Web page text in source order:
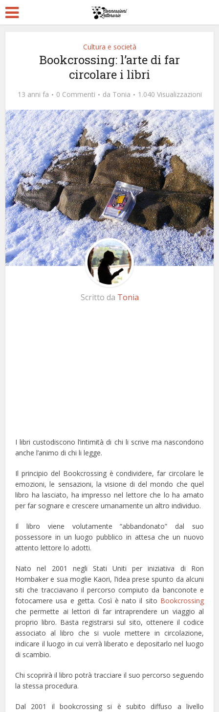
Cultura e società
Bookcrossing: l’arte di far
circolare i libri
13 anni fa 0 Commenti da Tonia 1.040 Visualizzazioni
Scritto da Tonia
I libri custodiscono l’intimità di chi li scrive ma nascondono
anche l’animo di chi li legge.
Il principio del Bookcrossing è condividere, far circolare le
emozioni, le sensazioni, la visione di del mondo che quel
libro ha lasciato, ha impresso nel lettore che lo ha amato
per far sognare e crescere umanamente un altro individuo.
Il libro viene volutamente “abbandonato” dal suo
possessore in un luogo pubblico in attesa che un nuovo
attento lettore lo adotti.
Nato nel 2001 negli Stati Uniti per iniziativa di Ron
Hornbaker e sua moglie Kaori, l’idea prese spunto da alcuni
siti che tracciavano il percorso compiuto da banconote e
fotocamere usa e getta. Così è nato il sito Bookcrossing
che permette ai lettori di far intraprendere un viaggio al
proprio libro. Basta registrarsi sul sito, ottenere il codice
associato al libro che si vuole mettere in circolazione,
indicare il luogo in cui verrà liberato e depositarlo nel luogo
di scambio.
Chi scoprirà il libro potrà tracciare il suo percorso seguendo
la stessa procedura.
Dal 2001 il bookcrossing si è subito diffuso a livello